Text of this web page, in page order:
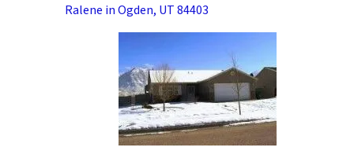
Ralene in Ogden, UT 84403